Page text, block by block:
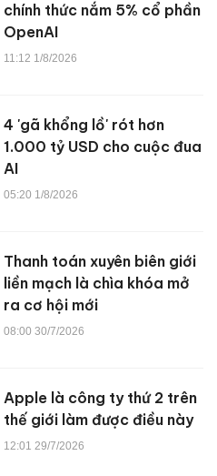
chính thức nắm 5% cổ phần
OpenAI
11:12 1/8/2026
4 'gã khổng lồ' rót hơn
1.000 tỷ USD cho cuộc đua
AI
05:20 1/8/2026
Thanh toán xuyên biên giới
liền mạch là chìa khóa mở
ra cơ hội mới
08:00 30/7/2026
Apple là công ty thứ 2 trên
thế giới làm được điều này
12:01 29/7/2026